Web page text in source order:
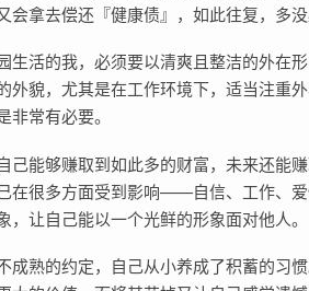
拿去偿还『健康债』，如此往复，多没
活的我，必须要以清爽且整洁的外在
貌，尤其是在工作环境下，适当注重
常有必要。
能够赚取到如此多的财富，未来还能
在很多方面受到影响——自信、工作、
让自己能以一个光鲜的形象面对他人。
熟的约定，自己从小养成了积蓄的习